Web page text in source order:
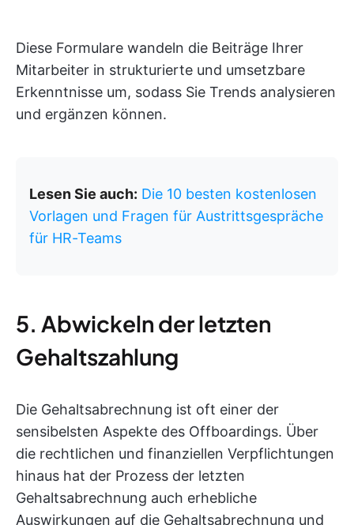
Diese Formulare wandeln die Beiträge Ihrer
Mitarbeiter in strukturierte und umsetzbare
Erkenntnisse um, sodass Sie Trends analysieren
und ergänzen können.
Lesen Sie auch: Die 10 besten kostenlosen
Vorlagen und Fragen für Austrittsgespräche
für HR-Teams
5. Abwickeln der letzten
Gehaltszahlung
Die Gehaltsabrechnung ist oft einer der
sensibelsten Aspekte des Offboardings. Über
die rechtlichen und finanziellen Verpflichtungen
hinaus hat der Prozess der letzten
Gehaltsabrechnung auch erhebliche
Auswirkungen auf die Gehaltsabrechnung und